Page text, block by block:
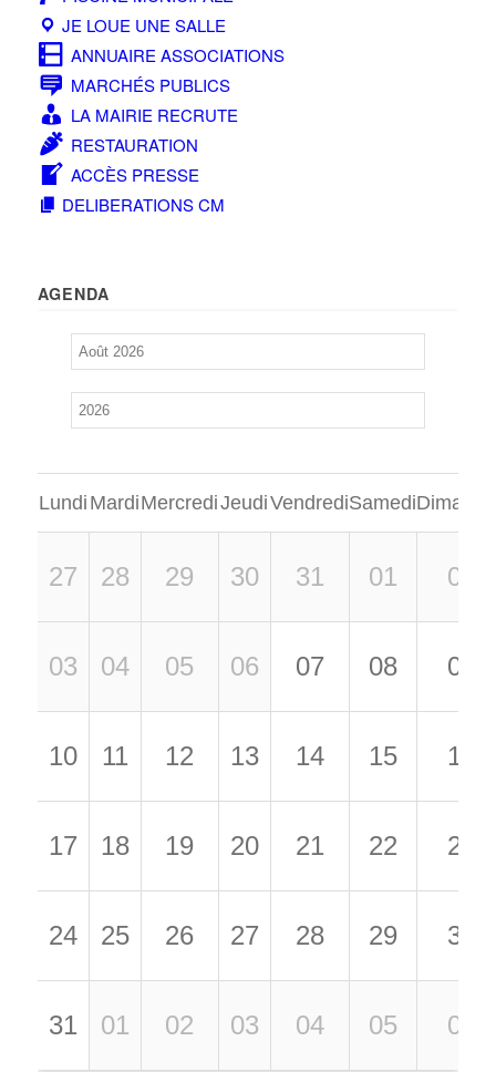
JE LOUE UNE SALLE
ANNUAIRE ASSOCIATIONS
MARCHÉS PUBLICS
LA MAIRIE RECRUTE
RESTAURATION
ACCÈS PRESSE
DELIBERATIONS CM
AGENDA
Lundi MardiMercrediJeudiVendrediSamedi
27 28 29 30 31 01 02
03 04 05 06 07 08 09
10 11 12 13 14 15 16
17 18 19 20 21 22 23
24 25 26 27 28 29 30
31 01 02 03 04 05 06